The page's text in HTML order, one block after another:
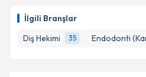
İlgili Branşlar
Diş Hekimi
35 Endodonti
bilgilendireceğiz.